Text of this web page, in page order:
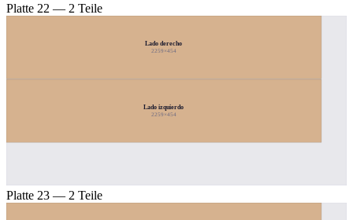
Platte 22 — 2 Teile
Lado derecho
2259×454
Lado izquierdo
2259×454
Platte 23 — 2 Teile